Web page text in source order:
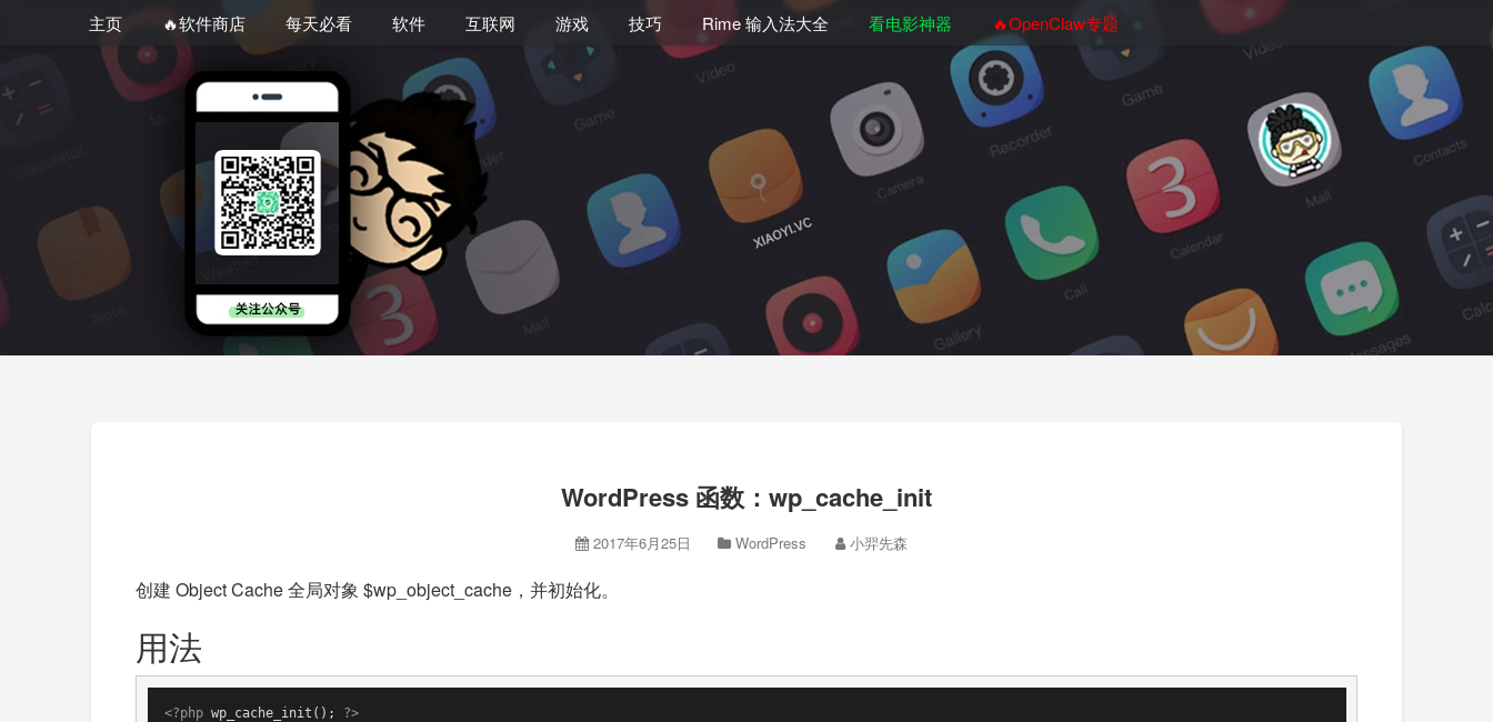
主页 🔥软件商店 每天必看 软件 互联网 游戏 技巧 Rime 输入法大全 看电影神器 🔥OpenClaw专题
WordPress 函数：wp_cache_init
2017年6月25日 WordPress 小羿先森
创建 Object Cache 全局对象 $wp_object_cache，并初始化。
用法
<?php wp_cache_init(); ?>